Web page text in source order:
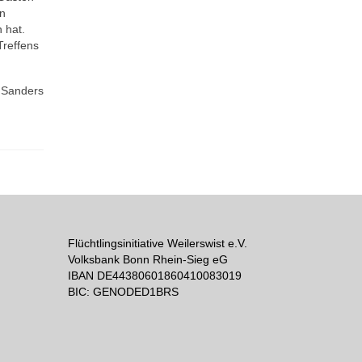
hat.
Flüchtlingsinitiative Weilerswist e.V.
Volksbank Bonn Rhein-Sieg eG
IBAN DE44380601860410083019
BIC: GENODED1BRS